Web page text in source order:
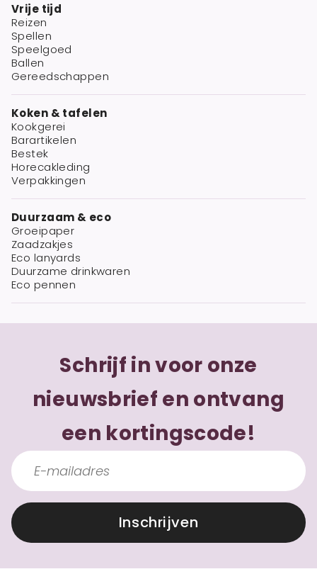
Vrije tijd
Reizen
Spellen
Speelgoed
Ballen
Gereedschappen
Koken & tafelen
Kookgerei
Barartikelen
Bestek
Horecakleding
Verpakkingen
Duurzaam & eco
Groeipaper
Zaadzakjes
Eco lanyards
Duurzame drinkwaren
Eco pennen
Schrijf in voor onze
nieuwsbrief en ontvang
een kortingscode!
Inschrijven